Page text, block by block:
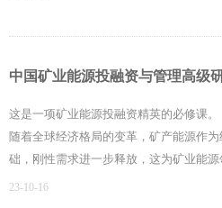
向，为后续提供更具前瞻性、针对性的咨
中国矿业能源投融资与管理高级
这是一项矿业能源投融资精英的必修课。
随着全球经济格局的变革，矿产能源作
础，刚性需求进一步释放，这为矿业能
资和发展机遇。然而全球矿业能源产业
23-10-16